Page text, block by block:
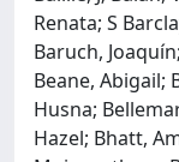
Renata; S
Baruch,
Beane, Abigail;
Husna;
Hazel; Bhatt,